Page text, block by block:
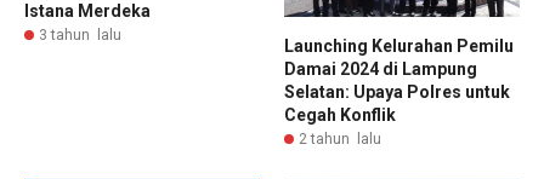
Istana Merdeka
3 tahun lalu
Launching Kelurahan Pemilu
Damai 2024 di Lampung
Selatan: Upaya Polres untuk
Cegah Konflik
2 tahun lalu